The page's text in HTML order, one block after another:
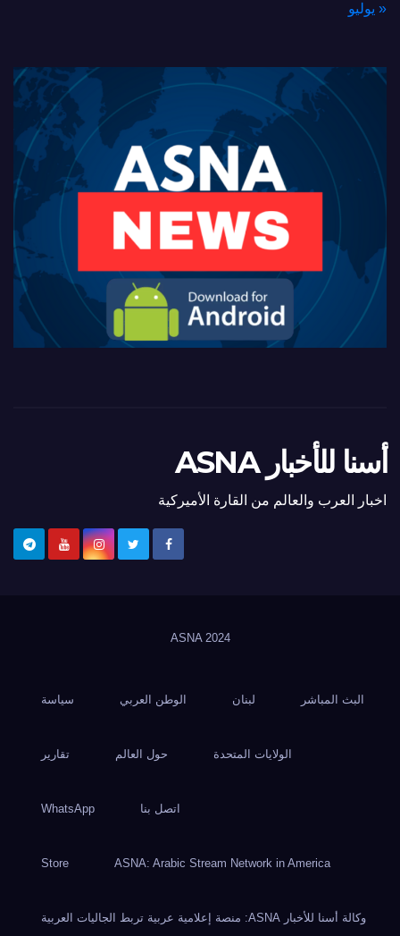
« يوليو
أسنا للأخبار ASNA
اخبار العرب والعالم من القارة الأميركية
ASNA 2024
البث المباشر لبنان الوطن العربي سياسة
الولايات المتحدة حول العالم تقارير
اتصل بنا WhatsApp
ASNA: Arabic Stream Network in America
Store
وكالة أسنا للأخبار ASNA: منصة إعلامية عربية تربط الجاليات العربية